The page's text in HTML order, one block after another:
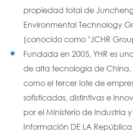
propiedad total de
Environmental Technology
(conocido como "JCHR
Fundada en 2005, YHR es
de alta tecnología de
como el tercer lote de
sofisticadas, distintivas e
por el Ministerio de Industria
Información DE LA